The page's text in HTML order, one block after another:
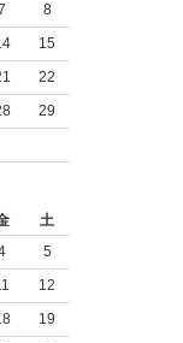
8
15
22
29
土
5
12
19